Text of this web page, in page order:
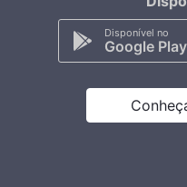
Disponível no
Google Play